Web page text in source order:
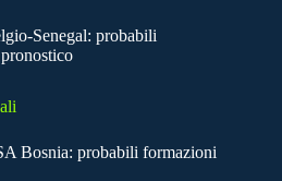
Senegal: probabili
Bosnia: probabili formazioni